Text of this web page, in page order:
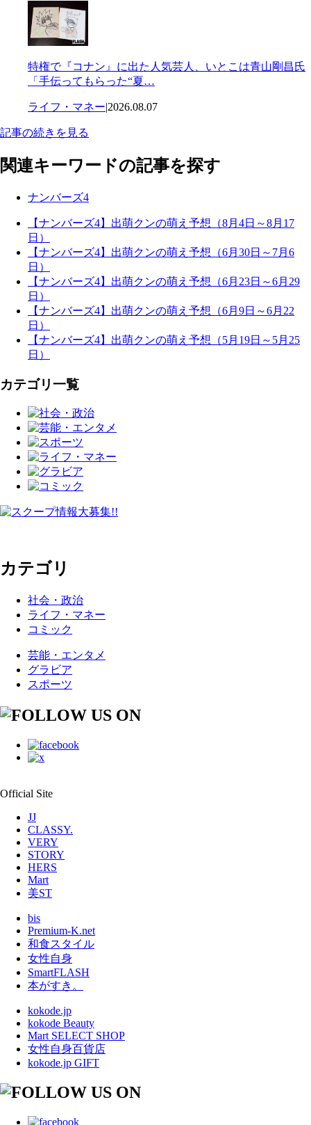
特権で『コナン』に出た人気芸人、いとこは青山剛昌氏
「手伝ってもらった“夏…
ライフ・マネー|2026.08.07
記事の続きを見る
関連キーワードの記事を探す
ナンバーズ4
【ナンバーズ4】出萌クンの萌え予想（8月4日～8月17
日）
【ナンバーズ4】出萌クンの萌え予想（6月30日～7月6
日）
【ナンバーズ4】出萌クンの萌え予想（6月23日～6月29
日）
【ナンバーズ4】出萌クンの萌え予想（6月9日～6月22
日）
【ナンバーズ4】出萌クンの萌え予想（5月19日～5月25
日）
カテゴリ一覧
カテゴリ
社会・政治
ライフ・マネー
コミック
芸能・エンタメ
グラビア
スポーツ
Official Site
JJ
CLASSY.
VERY
STORY
HERS
Mart
美ST
bis
Premium-K.net
和食スタイル
女性自身
SmartFLASH
本がすき。
kokode.jp
kokode Beauty
Mart SELECT SHOP
女性自身百貨店
kokode.jp GIFT